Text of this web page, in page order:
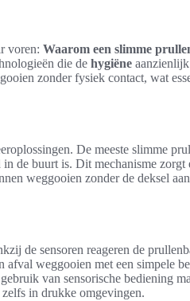
voren: Waarom een slimme
die de hygiëne
zonder fysiek contact, wat
De meeste slimme
de buurt is. Dit mechanisme zorgt
weggooien zonder de deksel
de sensoren reageren de
afval weggooien met een simpele
van sensorische bediening
in drukke omgevingen.